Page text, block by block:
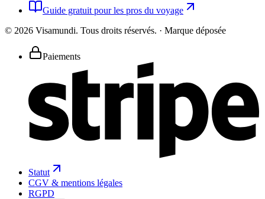
Guide gratuit pour les pros du voyage
© 2026 Visamundi. Tous droits réservés. · Marque déposée
Paiements
Statut
CGV & mentions légales
RGPD